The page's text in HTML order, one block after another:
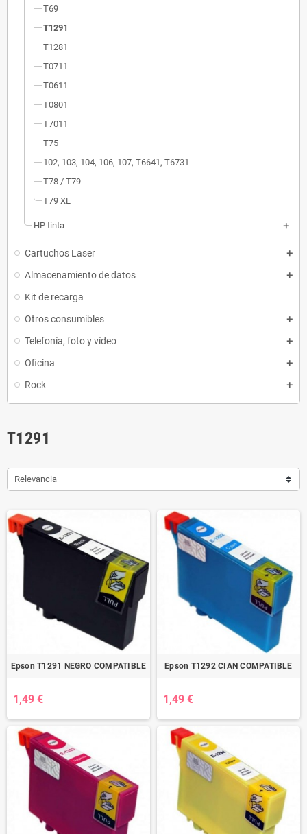
T69
T1291
T1281
T0711
T0611
T0801
T7011
T75
102, 103, 104, 106, 107, T6641, T6731
T78 / T79
T79 XL
HP tinta
Cartuchos Laser
Almacenamiento de datos
Kit de recarga
Otros consumibles
Telefonía, foto y vídeo
Oficina
Rock
T1291
Relevancia
Epson T1291 NEGRO COMPATIBLE
1,49 €
Epson T1292 CIAN COMPATIBLE
1,49 €